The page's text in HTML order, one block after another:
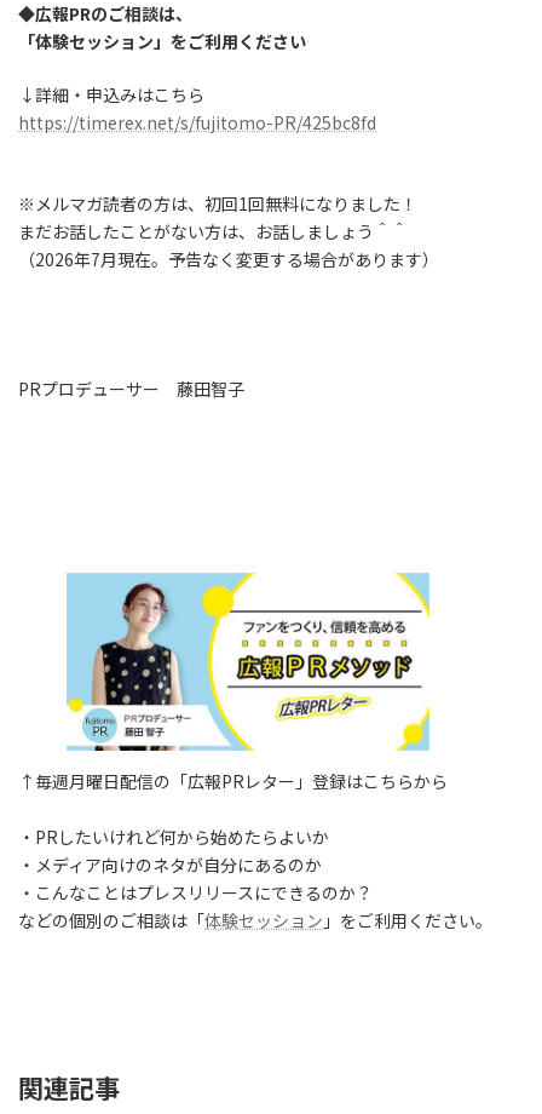
◆広報PRのご相談は、
「体験セッション」をご利用ください
↓詳細・申込みはこちら
https://timerex.net/s/fujitomo-PR/425bc8fd
※メルマガ読者の方は、初回1回無料になりました！
まだお話したことがない方は、お話しましょう＾＾
（2026年7月現在。予告なく変更する場合があります）
PRプロデューサー 藤田智子
↑毎週月曜日配信の「広報PRレター」登録はこちらから
・PRしたいけれど何から始めたらよいか
・メディア向けのネタが自分にあるのか
・こんなことはプレスリリースにできるのか？
などの個別のご相談は「体験セッション 」をご利用ください。
関連記事